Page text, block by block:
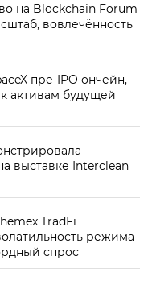
на Blockchain Forum
вовлечённость
пре-IPO ончейн,
активам будущей
выставке Interclean
TradFi
режима
спрос